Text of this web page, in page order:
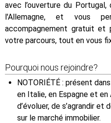
avec l’ouverture du
l'Allemagne, et vous
accompagnement gratuit et
votre parcours, tout en vous
Pourquoi nous rejoindre?
NOTORIÉTÉ : présent
en Italie, en Espagne et
d’évoluer, de s’agrandir
sur le marché immobilier.